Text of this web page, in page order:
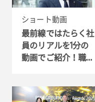
ショート動画
最前線ではたらく社
員のリアルを1分の
動画でご紹介！職種